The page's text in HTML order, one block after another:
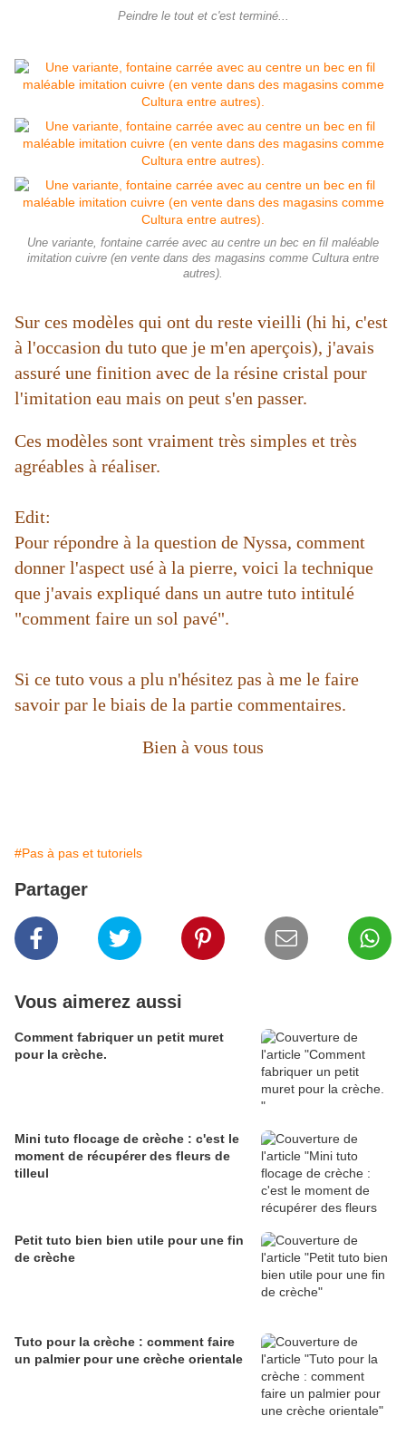
Peindre le tout et c'est terminé...
Une variante, fontaine carrée avec au centre un bec en fil maléable
imitation cuivre (en vente dans des magasins comme Cultura entre
autres).
Sur ces modèles qui ont du reste vieilli (hi hi, c'est
à l'occasion du tuto que je m'en aperçois), j'avais
assuré une finition avec de la résine cristal pour
l'imitation eau mais on peut s'en passer.
Ces modèles sont vraiment très simples et très
agréables à réaliser.
Edit:
Pour répondre à la question de Nyssa, comment
donner l'aspect usé à la pierre, voici la technique
que j'avais expliqué dans un autre tuto intitulé
"comment faire un sol pavé".
Si ce tuto vous a plu n'hésitez pas à me le faire
savoir par le biais de la partie commentaires.
Bien à vous tous
#Pas à pas et tutoriels
Partager
Vous aimerez aussi
Comment fabriquer un petit muret
pour la crèche.
Mini tuto flocage de crèche : c'est le
moment de récupérer des fleurs de
tilleul
Petit tuto bien bien utile pour une fin
de crèche
Tuto pour la crèche : comment faire
un palmier pour une crèche orientale